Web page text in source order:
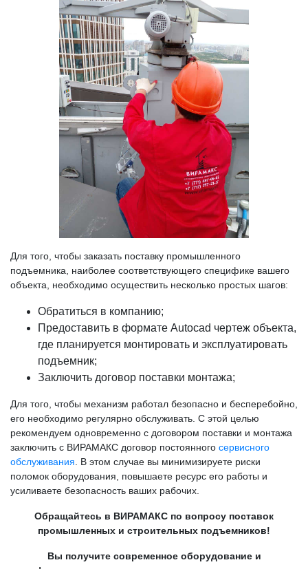
Для того, чтобы заказать поставку промышленного
подъемника, наиболее соответствующего специфике вашего
объекта, необходимо осуществить несколько простых шагов:
Обратиться в компанию;
Предоставить в формате Autocad чертеж объекта,
где планируется монтировать и эксплуатировать
подъемник;
Заключить договор поставки монтажа;
Для того, чтобы механизм работал безопасно и бесперебойно,
его необходимо регулярно обслуживать. С этой целью
рекомендуем одновременно с договором поставки и монтажа
заключить с ВИРАМАКС договор постоянного сервисного
обслуживания. В этом случае вы минимизируете риски
поломок оборудования, повышаете ресурс его работы и
усиливаете безопасность ваших рабочих.
Обращайтесь в ВИРАМАКС по вопросу поставок
промышленных и строительных подъемников!
Вы получите современное оборудование и